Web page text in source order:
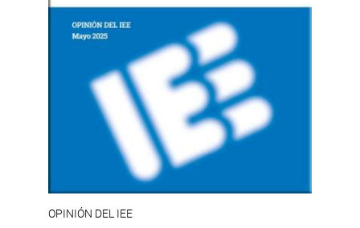
OPINIÓN DEL IEE